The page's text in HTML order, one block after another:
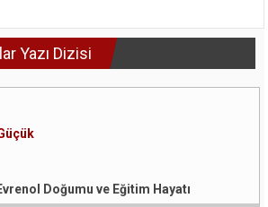
Yazı Dizisi
Doğumu ve Eğitim Hayatı